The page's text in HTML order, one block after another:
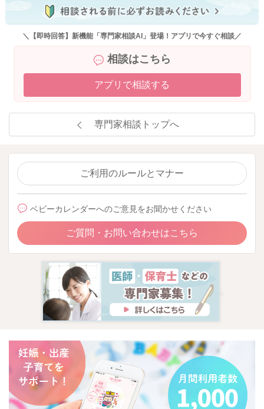
＼【即時回答】新機能「専門家相談AI」登場！アプリで今すぐ相談／
相談はこちら
アプリで相談する
専門家相談トップへ
ご利用のルールとマナー
ベビーカレンダーへのご意見をお聞かせください
ご質問・お問い合わせはこちら